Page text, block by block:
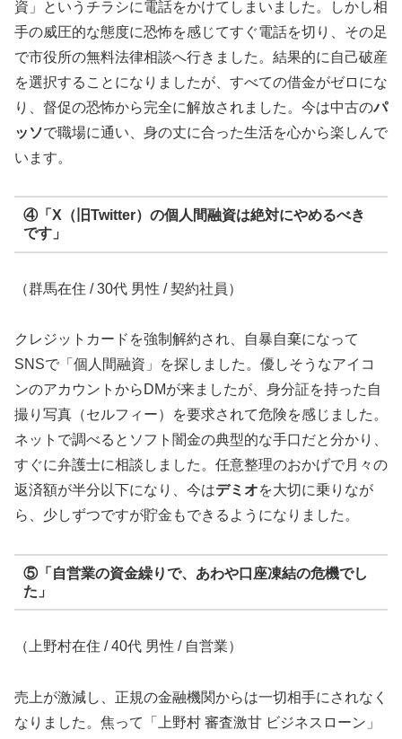
資」というチラシに電話をかけてしまいました。しかし相
手の威圧的な態度に恐怖を感じてすぐ電話を切り、その足
で市役所の無料法律相談へ行きました。結果的に自己破産
を選択することになりましたが、すべての借金がゼロにな
り、督促の恐怖から完全に解放されました。今は中古のパ
ッソで職場に通い、身の丈に合った生活を心から楽しんで
います。
④「X（旧Twitter）の個人間融資は絶対にやめるべき
です」
（群馬在住 / 30代 男性 / 契約社員）
クレジットカードを強制解約され、自暴自棄になって
SNSで「個人間融資」を探しました。優しそうなアイコ
ンのアカウントからDMが来ましたが、身分証を持った自
撮り写真（セルフィー）を要求されて危険を感じました。
ネットで調べるとソフト闇金の典型的な手口だと分かり、
すぐに弁護士に相談しました。任意整理のおかげで月々の
返済額が半分以下になり、今はデミオを大切に乗りなが
ら、少しずつですが貯金もできるようになりました。
⑤「自営業の資金繰りで、あわや口座凍結の危機でし
た」
（上野村在住 / 40代 男性 / 自営業）
売上が激減し、正規の金融機関からは一切相手にされなく
なりました。焦って「上野村 審査激甘 ビジネスローン」